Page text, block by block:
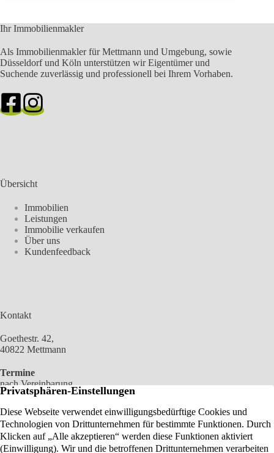
Ihr Immobilienmakler
Als Immobilienmakler für Mettmann und Umgebung, sowie
Düsseldorf und Köln unterstützen wir Eigentümer und
Suchende zuverlässig und professionell bei Ihrem Vorhaben.
Übersicht
Immobilien
Leistungen
Immobilie verkaufen
Über uns
Kundenfeedback
Kontakt
Goethestr. 42,
40822 Mettmann
Termine
nach Vereinbarung